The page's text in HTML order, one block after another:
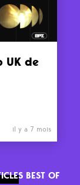
UK de
il y a 7 mois
BEST OF